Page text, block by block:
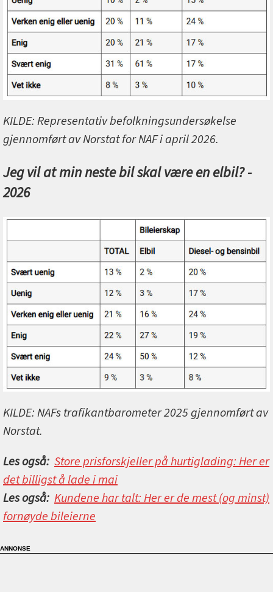
KILDE: Representativ befolkningsundersøkelse
gjennomført av Norstat for NAF i april 2026.
Jeg vil at min neste bil skal være en elbil? -
2026
KILDE: NAFs trafikantbarometer 2025 gjennomført av
Norstat.
Les også: Store prisforskjeller på hurtiglading: Her er
det billigst å lade i mai
Les også: Kundene har talt: Her er de mest (og minst)
fornøyde bileierne